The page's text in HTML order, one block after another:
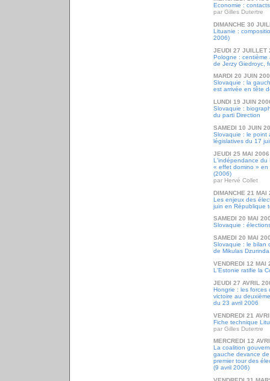
Economie :
par Gilles Dutertre
DIMANCHE 30
Lituanie :
2006)
JEUDI 27 JUILLET
Pologne : centième
de Jerzy Giedroyc,
MARDI 20 JUIN
Slovaquie : la
est arrivée en tête
LUNDI 19 JUIN
Slovaquie :
du parti Direction
SAMEDI 10 JUIN
Slovaquie : le point
législatives du 17
JEUDI 25 MAI 2006
L'indépendance du
« effet domino » en
(2006)
par Hervé Collet
DIMANCHE 21 MAI
Les enjeux des
juin en République
SAMEDI 20 MAI
Slovaquie :
SAMEDI 20 MAI
Slovaquie : le bilan
de Mikulas
VENDREDI 12 MAI
L'Estonie ratifie la
JEUDI 27 AVRIL
Hongrie : les forces
victoire au
du 23 avril 2006
VENDREDI 21
Fiche technique
par Gilles Dutertre
MERCREDI 12
La coalition
gauche devance
premier tour des
(9 avril 2006)